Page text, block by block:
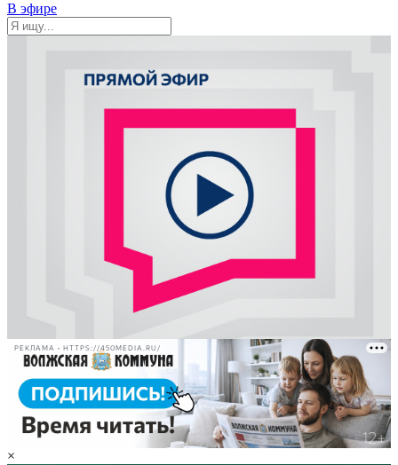
В эфире
РЕКЛАМА • HTTPS://450MEDIA.RU/
×